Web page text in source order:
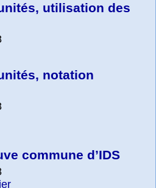
utilisation des
notation
commune d’IDS